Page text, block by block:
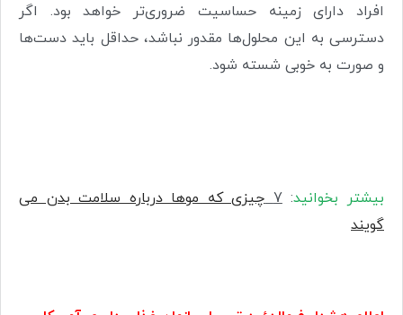
افراد دارای زمینه حساسیت ضروری‌تر خواهد بود. اگر
دسترسی به این محلول‌ها مقدور نباشد، حداقل باید دست‌ها
و صورت به خوبی شسته شود.
بیشتر بخوانید:
7 چیزی که موها درباره سلامت بدن می
گویند